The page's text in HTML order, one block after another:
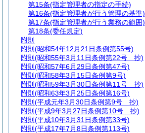
第15条(指定管理者の指定の手続)
第16条(指定管理者が行う管理の基準)
第17条(指定管理者が行う業務の範囲)
第18条(委任規定)
附則
附則 (昭和54年12月21日条例第55号)
附則 (昭和55年3月11日条例第22号 抄)
附則 (昭和57年6月29日条例第47号)
附則 (昭和58年3月15日条例第9号)
附則 (昭和59年3月30日条例第11号 抄)
附則 (昭和63年3月25日条例第16号)
附則 (平成元年3月30日条例第9号 抄)
附則 (平成9年3月27日条例第10号 抄)
附則 (平成10年3月31日条例第33号)
附則 (平成17年7月8日条例第113号)